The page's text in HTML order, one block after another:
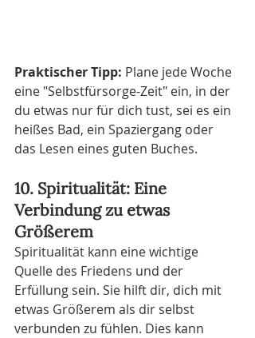
Praktischer Tipp: Plane jede Woche
eine "Selbstfürsorge-Zeit" ein, in der
du etwas nur für dich tust, sei es ein
heißes Bad, ein Spaziergang oder
das Lesen eines guten Buches.
10. Spiritualität: Eine
Verbindung zu etwas
Größerem
Spiritualität kann eine wichtige
Quelle des Friedens und der
Erfüllung sein. Sie hilft dir, dich mit
etwas Größerem als dir selbst
verbunden zu fühlen. Dies kann